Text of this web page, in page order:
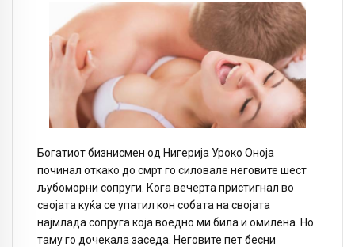
Богатиот бизнисмен од Нигерија Уроко Оноја
починал откако до смрт го силовале неговите шест
љубоморни сопруги. Кога вечерта пристигнал во
својата куќа се упатил кон собата на својата
најмлада сопруга која воедно ми била и омилена. Но
таму го дочекала заседа. Неговите пет бесни